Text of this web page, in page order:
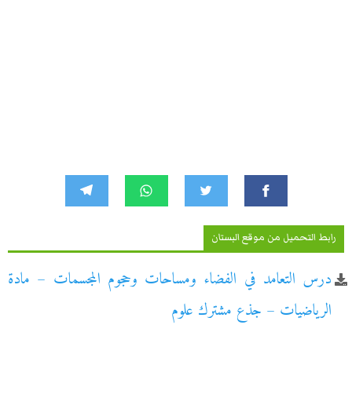
رابط التحميل من موقع البستان
درس التعامد في الفضاء ومساحات وحجوم المجسمات – مادة
الرياضيات – جذع مشترك علوم